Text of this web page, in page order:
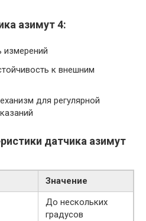
азимут 4:
измерений
к внешним
для регулярной
датчика азимут
Значение
До нескольких
градусов